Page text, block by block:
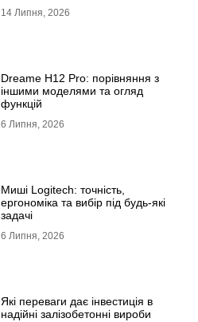
14 Липня, 2026
Dreame H12 Pro: порівняння з
іншими моделями та огляд
функцій
6 Липня, 2026
Миші Logitech: точність,
ергономіка та вибір під будь-які
задачі
6 Липня, 2026
Які переваги дає інвестиція в
надійні залізобетонні вироби